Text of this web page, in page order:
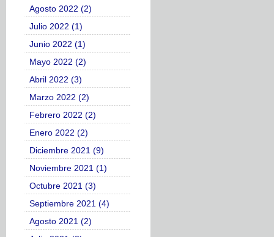
Agosto 2022 (2)
Julio 2022 (1)
Junio 2022 (1)
Mayo 2022 (2)
Abril 2022 (3)
Marzo 2022 (2)
Febrero 2022 (2)
Enero 2022 (2)
Diciembre 2021 (9)
Noviembre 2021 (1)
Octubre 2021 (3)
Septiembre 2021 (4)
Agosto 2021 (2)